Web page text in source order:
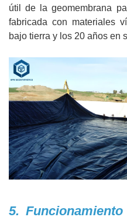
útil de la geomembrana
fabricada con materiales
bajo tierra y los 20 años en
5.